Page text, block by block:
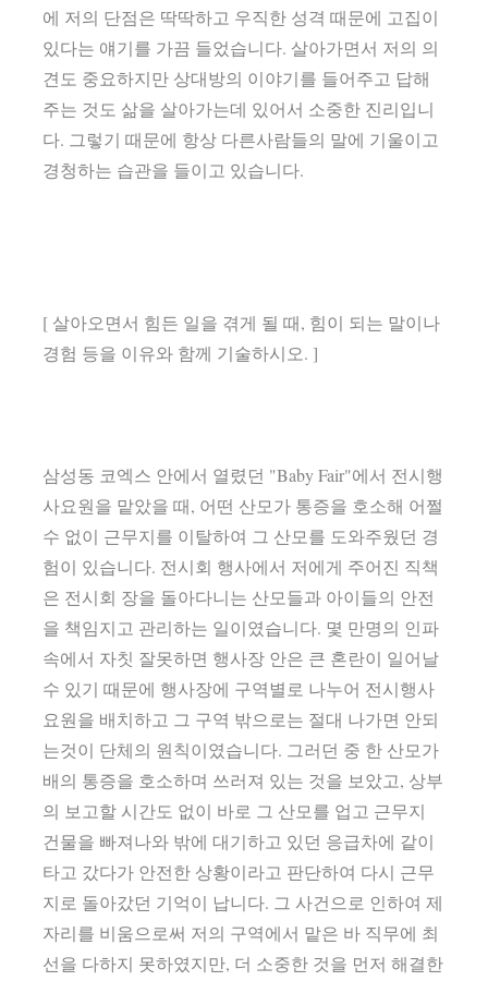
에 저의 단점은 딱딱하고 우직한 성격 때문에 고집이
있다는 얘기를 가끔 들었습니다. 살아가면서 저의 의
견도 중요하지만 상대방의 이야기를 들어주고 답해
주는 것도 삶을 살아가는데 있어서 소중한 진리입니
다. 그렇기 때문에 항상 다른사람들의 말에 기울이고
경청하는 습관을 들이고 있습니다.
[ 살아오면서 힘든 일을 겪게 될 때, 힘이 되는 말이나
경험 등을 이유와 함께 기술하시오. ]
삼성동 코엑스 안에서 열렸던 "Baby Fair"에서 전시행
사요원을 맡았을 때, 어떤 산모가 통증을 호소해 어쩔
수 없이 근무지를 이탈하여 그 산모를 도와주웠던 경
험이 있습니다. 전시회 행사에서 저에게 주어진 직책
은 전시회 장을 돌아다니는 산모들과 아이들의 안전
을 책임지고 관리하는 일이였습니다. 몇 만명의 인파
속에서 자칫 잘못하면 행사장 안은 큰 혼란이 일어날
수 있기 때문에 행사장에 구역별로 나누어 전시행사
요원을 배치하고 그 구역 밖으로는 절대 나가면 안되
는것이 단체의 원칙이였습니다. 그러던 중 한 산모가
배의 통증을 호소하며 쓰러져 있는 것을 보았고, 상부
의 보고할 시간도 없이 바로 그 산모를 업고 근무지
건물을 빠져나와 밖에 대기하고 있던 응급차에 같이
타고 갔다가 안전한 상황이라고 판단하여 다시 근무
지로 돌아갔던 기억이 납니다. 그 사건으로 인하여 제
자리를 비움으로써 저의 구역에서 맡은 바 직무에 최
선을 다하지 못하였지만, 더 소중한 것을 먼저 해결한